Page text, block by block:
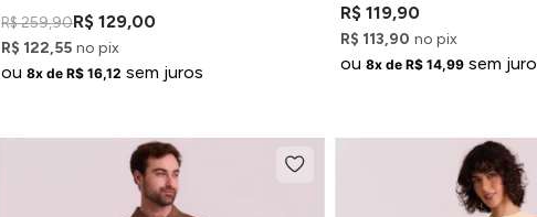
R$ 259,90R$ 129,00
R$ 122,55 no pix
ou8x de R$ 16,12 sem juros
R$ 119,90
R$ 113,90 no pix
ou8x de R$ 14,99 sem